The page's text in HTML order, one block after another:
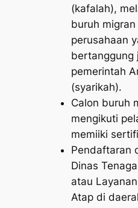
(kafalah),
buruh
perusahaan
bertanggung
pemerintah
(syarikah).
Calon buruh
mengikuti
memiiki
Pendaftaran
Dinas
atau
Atap di